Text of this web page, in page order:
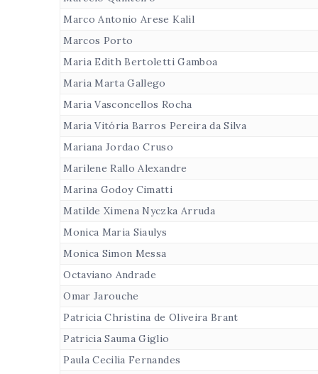
Marco Antonio Arese Kalil
Marcos Porto
Maria Edith Bertoletti Gamboa
Maria Marta Gallego
Maria Vasconcellos Rocha
Maria Vitória Barros Pereira da Silva
Mariana Jordao Cruso
Marilene Rallo Alexandre
Marina Godoy Cimatti
Matilde Ximena Nyczka Arruda
Monica Maria Siaulys
Monica Simon Messa
Octaviano Andrade
Omar Jarouche
Patricia Christina de Oliveira Brant
Patricia Sauma Giglio
Paula Cecilia Fernandes